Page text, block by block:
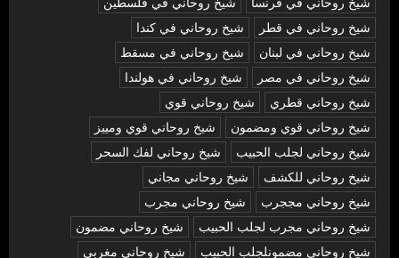
شيخ روحاني في قطر
شيخ روحاني في كندا
شيخ روحاني في لبنان
شيخ روحاني في مسقط
شيخ روحاني في مصر
شيخ روحاني في هولندا
شيخ روحاني قطري
شيخ روحاني قوي
شيخ روحاني قوي ومضمون
شيخ روحاني قوي ومييز
شيخ روحاني لجلب الحبيب
شيخ روحاني لفك السحر
شيخ روحاني للكشف
شيخ روحاني مجاني
شيخ روحاني مججرب
شيخ روحاني مجرب
شيخ روحاني مجرب لجلب الحبيب
شيخ روحاني مضمون
شيخ روحاني مضمونلجلب الحبيب
شيخ روحاني مغربي